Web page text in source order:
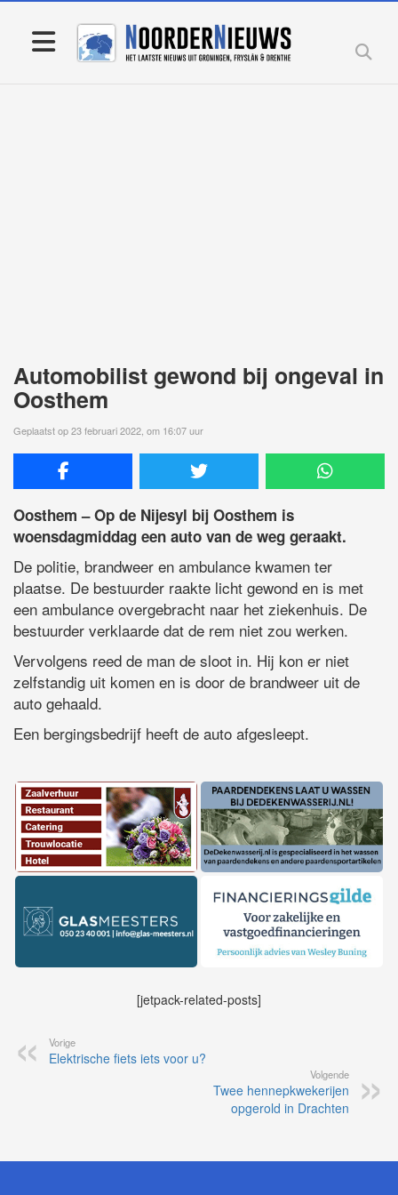
Automobilist gewond bij ongeval in
Oosthem
Geplaatst op 23 februari 2022, om 16:07 uur
Oosthem – Op de Nijesyl bij Oosthem is
woensdagmiddag een auto van de weg geraakt.
De politie, brandweer en ambulance kwamen ter
plaatse. De bestuurder raakte licht gewond en is met
een ambulance overgebracht naar het ziekenhuis. De
bestuurder verklaarde dat de rem niet zou werken.
Vervolgens reed de man de sloot in. Hij kon er niet
zelfstandig uit komen en is door de brandweer uit de
auto gehaald.
Een bergingsbedrijf heeft de auto afgesleept.
[jetpack-related-posts]
Vorige
Elektrische fiets iets voor u?
Volgende
Twee hennepkwekerijen
opgerold in Drachten